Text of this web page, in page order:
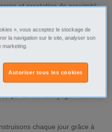
et prestation de proximité
partiel
chaque jour grâce à
», vous acceptez le stockage de
la navigation sur le site, analyser son
marketing.
Autoriser tous les cookies